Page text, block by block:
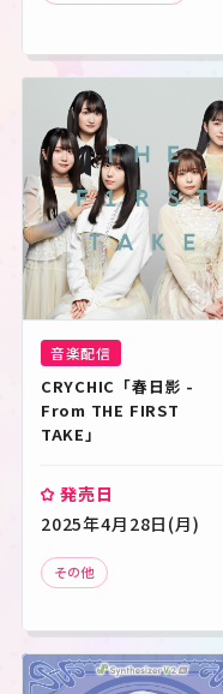
音楽配信
CRYCHIC「春日影 -
From THE FIRST
TAKE」
発売日
2025年4月28日(月)
その他